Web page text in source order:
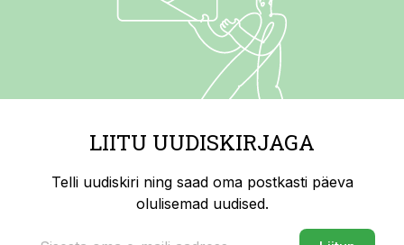
LIITU UUDISKIRJAGA
Telli uudiskiri ning saad oma postkasti päeva
olulisemad uudised.